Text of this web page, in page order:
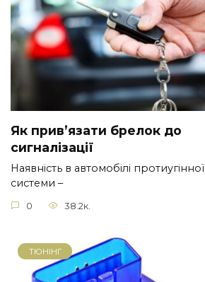
Як прив’язати брелок до
сигналізації
Наявність в автомобілі протиугінної
системи –
0 38.2к.
ТЮНІНГ